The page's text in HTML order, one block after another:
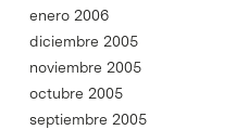
enero 2006
diciembre 2005
noviembre 2005
octubre 2005
septiembre 2005